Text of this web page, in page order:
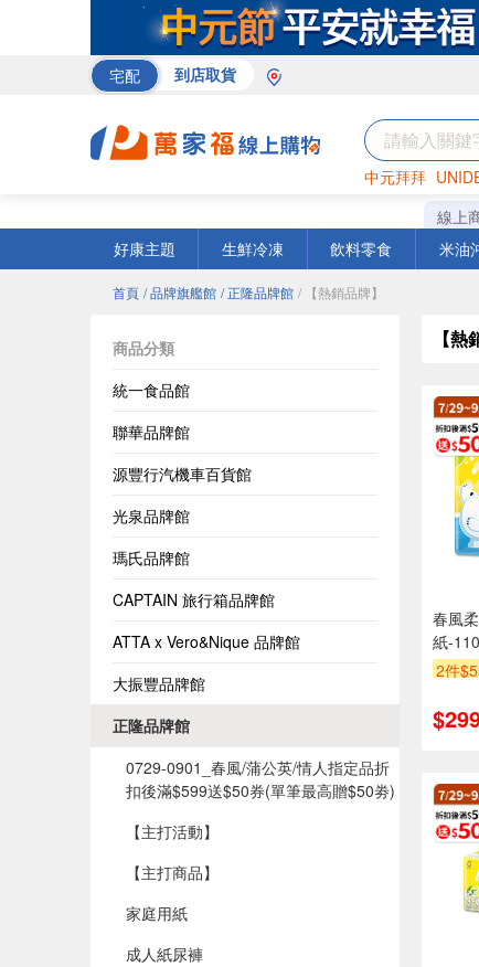
宅配 到店取貨
中元拜拜
罐頭
線上
好康主題
生鮮冷凍 飲料零食 米油
首頁 / 品牌旗艦館 / 正隆品牌館 / 【熱銷品牌】
商品分類
統一食品館
聯華品牌館
源豐行汽機車百貨館
光泉品牌館
瑪氏品牌館
CAPTAIN 旅行箱品牌館
ATTA x Vero&Nique 品牌館
大振豐品牌館
正隆品牌館
0729-0901_春風/蒲公英/情人指定品折
扣後滿$599送$50券(單筆最高贈$50劵)​
【主打活動】
【主打商品】
家庭用紙
成人紙尿褲
【熱
春風
紙-
2件